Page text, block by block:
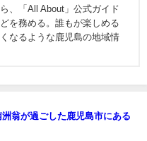
、「All About」公式ガイド
を務める。誰もが楽しめる
なるような鹿児島の地域情
翁が過ごした鹿児島市にある